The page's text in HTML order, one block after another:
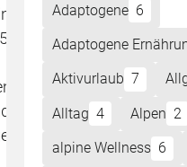
zu Ihrem
Sie
begeistern
Adaptogene 6
Adaptogene
Aktivurlaub 7
Alltag 4 Alpen 2
alpine Wellness 6